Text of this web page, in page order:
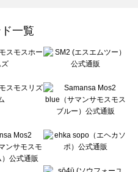
ボトムス一覧
一覧
ムス一覧
一覧